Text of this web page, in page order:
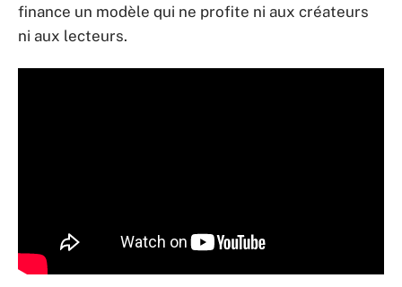
finance un modèle qui ne profite ni aux créateurs
ni aux lecteurs.